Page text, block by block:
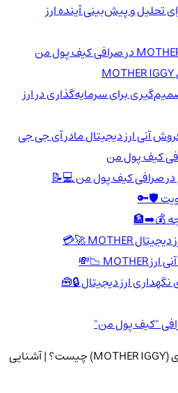
تحلیل و پیش‌بینی آینده ارز
برای سرمایه‌گذاری در ارز
آنی ارز دیجیتال مادر آی جی جی
ارز دیجیتال 🔒🧰
"کیف پول من"
ارز دیجیتال مادر آی جی جی وای (MOTHER IGGY) چیست؟ | آشنایی